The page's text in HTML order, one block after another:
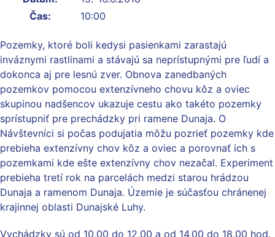
Čas:
10:00
Pozemky, ktoré boli kedysi pasienkami zarastajú
inváznymi rastlinami a stávajú sa neprístupnými pre ľudí a
dokonca aj pre lesnú zver. Obnova zanedbaných
pozemkov pomocou extenzívneho chovu kôz a oviec
skupinou nadšencov ukazuje cestu ako takéto pozemky
sprístupniť pre prechádzky pri ramene Dunaja. O
Návštevníci si počas podujatia môžu pozrieť pozemky kde
prebieha extenzívny chov kôz a oviec a porovnať ich s
pozemkami kde ešte extenzívny chov nezačal. Experiment
prebieha tretí rok na parcelách medzi starou hrádzou
Dunaja a ramenom Dunaja. Územie je súčasťou chránenej
krajinnej oblasti Dunajské Luhy.
Vychádzky sú od 10,00 do 12,00 a od 14,00 do 18,00 hod.